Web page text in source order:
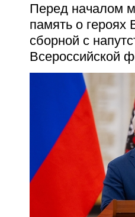
Перед началом
память о героях
сборной с
Всероссийской